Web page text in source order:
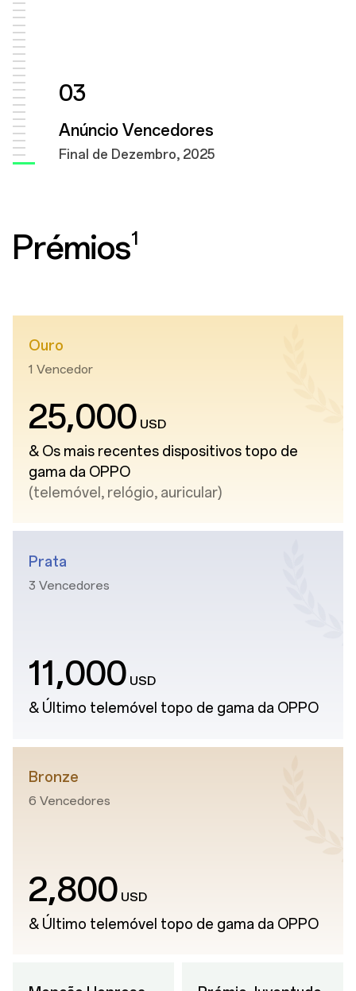
03
Anúncio Vencedores
Final de Dezembro, 2025
Prémios1
Ouro
1 Vencedor
25,000 USD
& Os mais recentes dispositivos topo de
gama da OPPO
(telemóvel, relógio, auricular)
Prata
3 Vencedores
11,000 USD
& Último telemóvel topo de gama da OPPO
Bronze
6 Vencedores
2,800 USD
& Último telemóvel topo de gama da OPPO